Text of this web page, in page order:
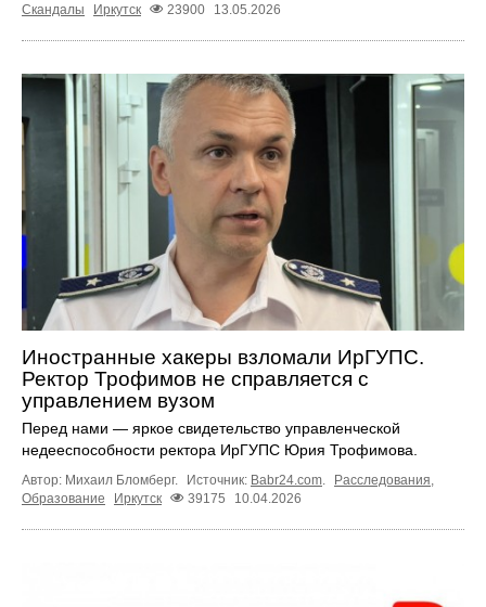
Скандалы
Иркутск 23900 13.05.2026
Иностранные хакеры взломали ИрГУПС.
Ректор Трофимов не справляется с
управлением вузом
Перед нами — яркое свидетельство управленческой
недееспособности ректора ИрГУПС Юрия Трофимова.
Автор: Михаил Бломберг. Источник: Babr24.com Расследования
Образование
Иркутск 39175 10.04.2026